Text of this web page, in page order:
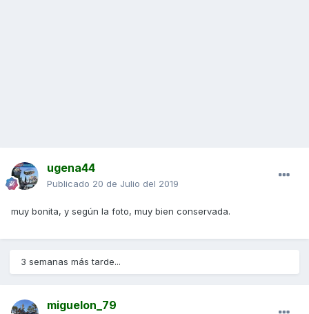
ugena44
Publicado 20 de Julio del 2019
muy bonita, y según la foto, muy bien conservada.
3 semanas más tarde...
miguelon_79